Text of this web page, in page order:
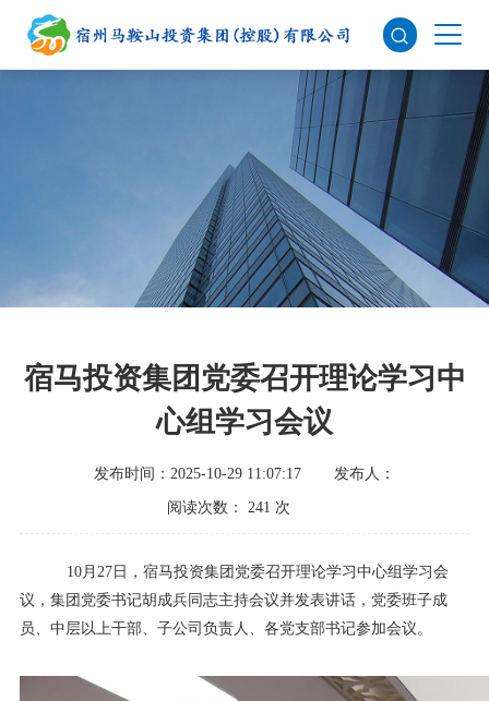
宿马投资集团党委召开理论学习中
心组学习会议
发布时间：2025-10-29 11:07:17 发布人：
阅读次数： 241 次
10月27日，宿马投资集团党委召开理论学习中心组学习会
议，集团党委书记胡成兵同志主持会议并发表讲话，党委班子成
员、中层以上干部、子公司负责人、各党支部书记参加会议。